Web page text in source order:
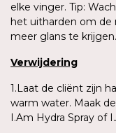
elke vinger. Tip:
het uitharden om de
meer glans te krijgen.
Verwijdering
1.Laat de cliënt zijn
warm water. Maak
I.Am Hydra Spray of